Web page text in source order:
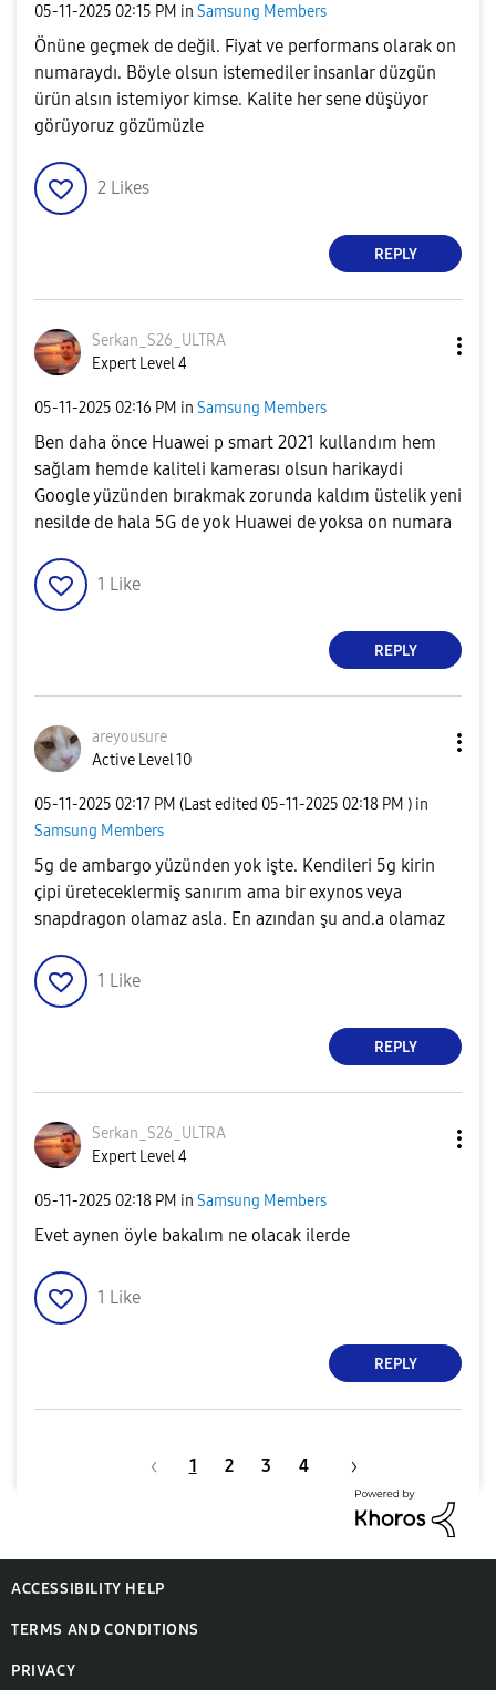
‎05-11-2025 02:15 PM in Samsung Members
Önüne geçmek de değil. Fiyat ve performans olarak on
numaraydı. Böyle olsun istemediler insanlar düzgün
ürün alsın istemiyor kimse. Kalite her sene düşüyor
görüyoruz gözümüzle
2 Likes
REPLY
Serkan_S26_ULTRA
Expert Level 4
‎05-11-2025 02:16 PM in Samsung Members
Ben daha önce Huawei p smart 2021 kullandım hem
sağlam hemde kaliteli kamerası olsun harikaydi
Google yüzünden bırakmak zorunda kaldım üstelik yeni
nesilde de hala 5G de yok Huawei de yoksa on numara
1 Like
REPLY
areyousure
Active Level 10
‎05-11-2025 02:17 PM (Last edited ‎05-11-2025 02:18 PM ) in
Samsung Members
5g de ambargo yüzünden yok işte. Kendileri 5g kirin
çipi üreteceklermiş sanırım ama bir exynos veya
snapdragon olamaz asla. En azından şu and.a olamaz
1 Like
REPLY
Serkan_S26_ULTRA
Expert Level 4
‎05-11-2025 02:18 PM in Samsung Members
Evet aynen öyle bakalım ne olacak ilerde
1 Like
REPLY
1 2 3 4
ACCESSIBILITY HELP
TERMS AND CONDITIONS
PRIVACY